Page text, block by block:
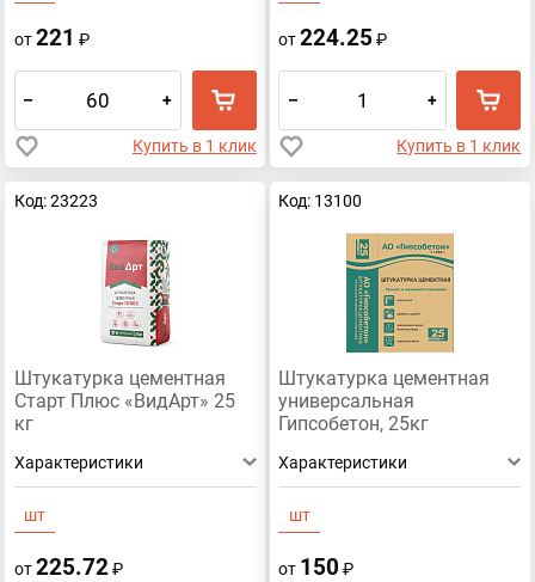
от221 ₽
– +
Купить в 1 клик
от224.25 ₽
– +
Купить в 1 клик
Код: 23223
Штукатурка цементная
Старт Плюс «ВидАрт» 25
кг
Характеристики
шт
от225.72₽
Код: 13100
Штукатурка цементная
универсальная
Гипсобетон, 25кг
Характеристики
шт
от 150 ₽